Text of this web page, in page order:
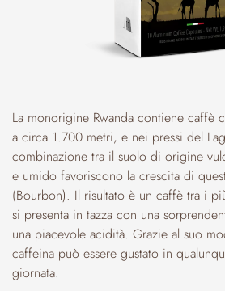
La monorigine Rwanda contiene caffè
a circa 1.700 metri, e nei pressi del
combinazione tra il suolo di origine
e umido favoriscono la crescita di
(Bourbon). Il risultato è un caffè tra i
si presenta in tazza con una
una piacevole acidità. Grazie al suo
caffeina può essere gustato in
giornata.